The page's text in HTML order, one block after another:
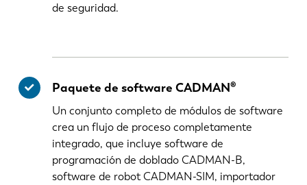
de seguridad.
Paquete de software CADMAN®
Un conjunto completo de módulos de software
crea un flujo de proceso completamente
integrado, que incluye software de
programación de doblado CADMAN-B,
software de robot CADMAN-SIM, importador